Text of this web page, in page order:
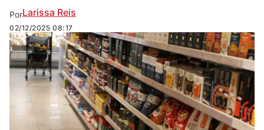
PorLarissa Reis
02/12/2025 08:17